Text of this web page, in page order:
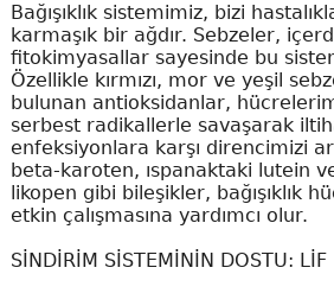
Bağışıklık sistemimiz, bizi
karmaşık bir ağdır. Sebzeler,
fitokimyasallar sayesinde bu
Özellikle kırmızı, mor ve yeşil
bulunan antioksidanlar,
serbest radikallerle savaşarak
enfeksiyonlara karşı direncimizi
beta-karoten, ıspanaktaki lutein
likopen gibi bileşikler, bağışıklık
etkin çalışmasına yardımcı olur.
SİNDİRİM SİSTEMİNİN DOSTU: LİF